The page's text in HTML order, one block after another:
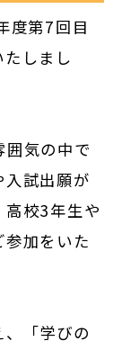
度第7回目
しまし
気の中で
試出願が
校3年生や
加をいた
「学びの